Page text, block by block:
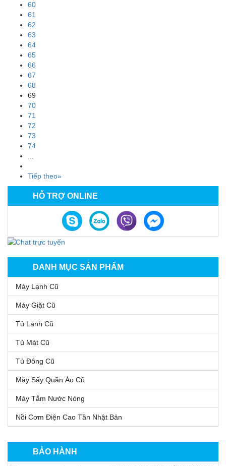
HỖ TRỢ ONLINE
DANH MỤC SẢN PHẨM
Máy Lạnh Cũ
Máy Giặt Cũ
Tủ Lạnh Cũ
Tủ Mát Cũ
Tủ Đông Cũ
Máy Sấy Quần Áo Cũ
Máy Tắm Nước Nóng
Nồi Cơm Điện Cao Tần Nhật Bản
BẢO HÀNH
60
61
62
63
64
65
66
67
68
69
70
71
72
73
74
Tiếp theo»